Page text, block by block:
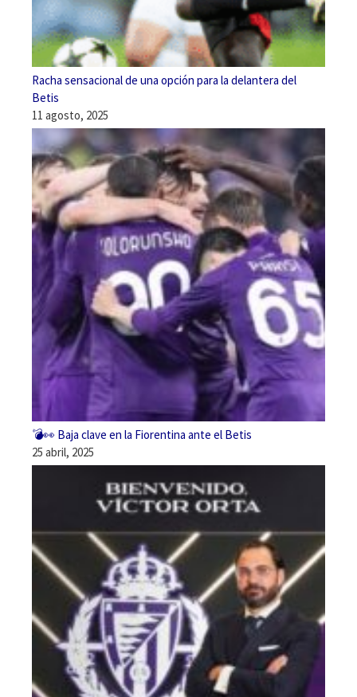
Racha sensacional de una opción para la delantera del
Betis
11 agosto, 2025
💣👀 Baja clave en la Fiorentina ante el Betis
25 abril, 2025